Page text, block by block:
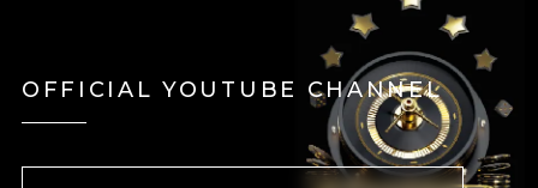
OFFICIAL YOUTUBE CHANNEL